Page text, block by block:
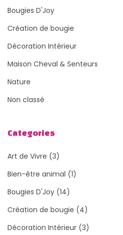
Bougies D'Joy
Création de bougie
Décoration Intérieur
Maison Cheval & Senteurs
Nature
Non classé
Categories
Art de Vivre (3)
Bien-être animal (1)
Bougies D'Joy (14)
Création de bougie (4)
Décoration Intérieur (3)